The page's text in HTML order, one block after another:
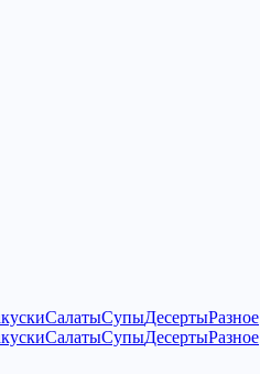
СалатыСупыДесертыРазное
СалатыСупыДесертыРазное